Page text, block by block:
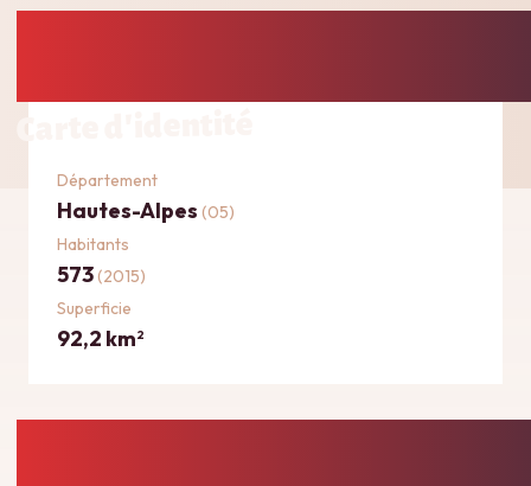
Département
Hautes-Alpes (05)
Habitants
573(2015)
Superficie
92,2 km2